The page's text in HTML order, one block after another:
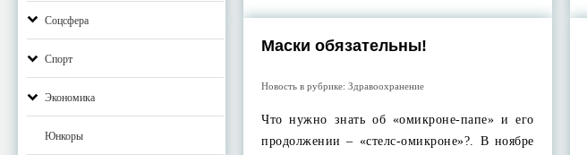
Соцсфера
Спорт
Экономика
Юнкоры
Маски обязательны!
Новость в рубрике:Здравоохранение
Что нужно знать об «омикроне-папе» и его
продолжении – «стелс-омикроне»?. В ноябре